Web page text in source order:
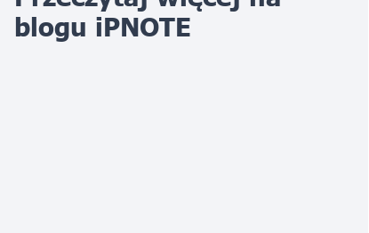
blogu iPNOTE